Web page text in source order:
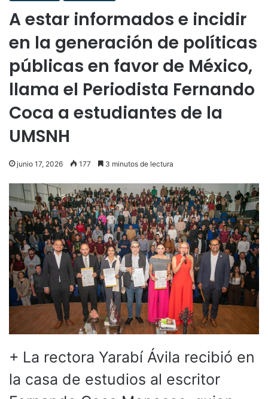
A estar informados e incidir
en la generación de políticas
públicas en favor de México,
llama el Periodista Fernando
Coca a estudiantes de la
UMSNH
junio 17, 2026 177 3 minutos de lectura
+ La rectora Yarabí Ávila recibió en
la casa de estudios al escritor